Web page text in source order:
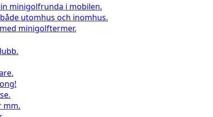
minigolfrunda i mobilen.
utomhus och inomhus.
minigolftermer.
mm.